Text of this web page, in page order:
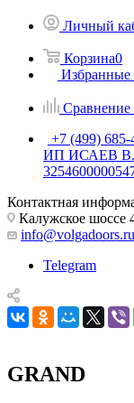
Личный
Корзина0
Избранные
Сравнение
+7 (499) 685-
ИП ИСАЕВ
Контактная
Калужское
info@volgadoors.ru
Telegram
GRAND